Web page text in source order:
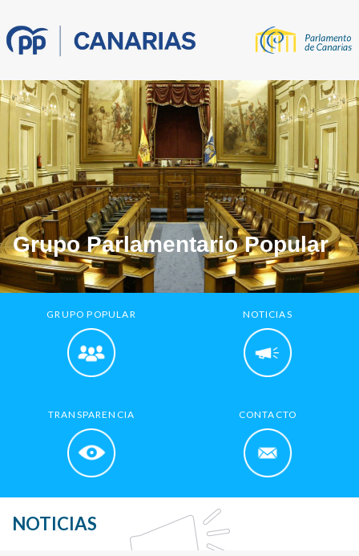
Grupo Parlamentario Popular
GRUPO POPULAR NOTICIAS
TRANSPARENCIA CONTACTO
NOTICIAS